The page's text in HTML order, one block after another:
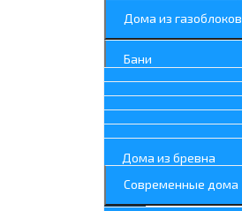
Дома из газоблоков
Бани
Дома с балконом
Дома с террасой
Дома с гаражом
Дома с котельной
Дома с камином
Дома из бревна
Современные дома